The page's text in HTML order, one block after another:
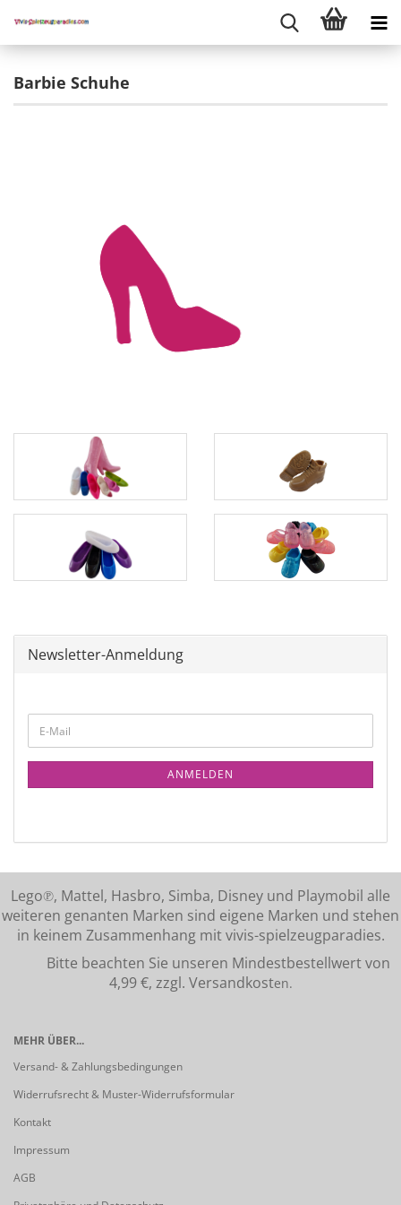
Barbie Schuhe
Newsletter-Anmeldung
ANMELDEN
Lego℗, Mattel, Hasbro, Simba, Disney und Playmobil alle
weiteren genanten Marken sind eigene Marken und stehen
in keinem Zusammenhang mit vivis-spielzeugparadies.
Bitte beachten Sie unseren Mindestbestellwert von
4,99 €, zzgl. Versandkosten.
MEHR ÜBER...
Versand- & Zahlungsbedingungen
Widerrufsrecht & Muster-Widerrufsformular
Kontakt
Impressum
AGB